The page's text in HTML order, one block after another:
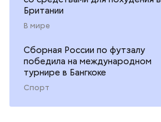
Британии
В мире
Сборная России по футзалу
победила на международном
турнире в Бангкоке
Спорт